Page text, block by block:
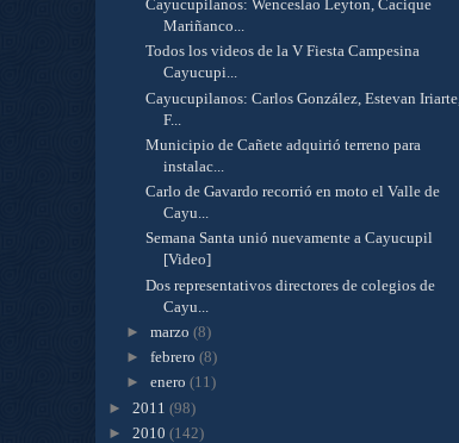
Cayucupilanos: Wenceslao Leyton, Cacique
Mariñanco...
Todos los videos de la V Fiesta Campesina
Cayucupi...
Cayucupilanos: Carlos González, Estevan Iriarte,
F...
Municipio de Cañete adquirió terreno para
instalac...
Carlo de Gavardo recorrió en moto el Valle de
Cayu...
Semana Santa unió nuevamente a Cayucupil
[Video]
Dos representativos directores de colegios de
Cayu...
►marzo(8)
►febrero(8)
►enero(11)
► 2011 (98)
► 2010 (142)